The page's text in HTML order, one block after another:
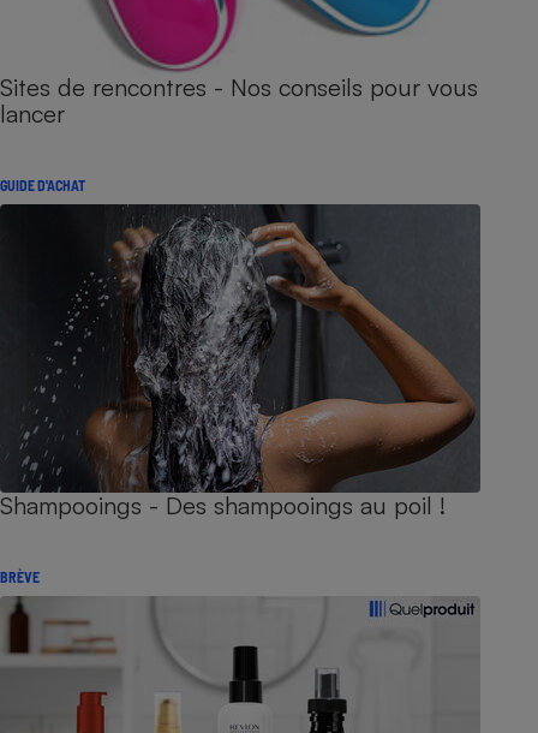
Sites de rencontres - Nos conseils pour vous
lancer
GUIDE D'ACHAT
Shampooings - Des shampooings au poil !
BRÈVE